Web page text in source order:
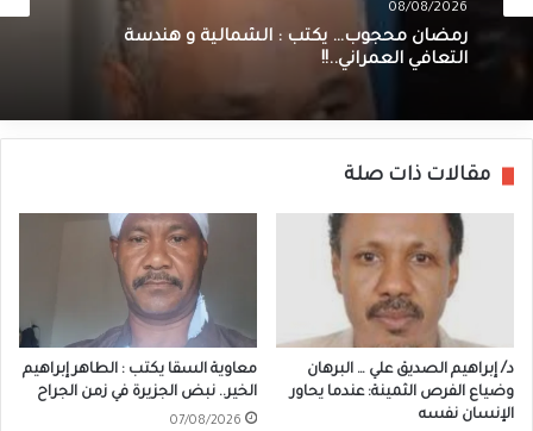
08/08/2026
رمضان محجوب… يكتب : الشمالية و هندسة
التعافي العمراني..!!
مقالات ذات صلة
د/ إبراهيم الصديق علي … البرهان
وضياع الفرص الثمينة: عندما يحاور
الإنسان نفسه
معاوية السقا يكتب : الطاهر إبراهيم
الخير.. نبض الجزيرة في زمن الجراح
07/08/2026